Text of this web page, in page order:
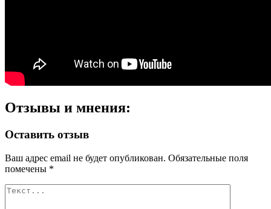
Отзывы и мнения:
Оставить отзыв
Ваш адрес email не будет опубликован. Обязательные поля
помечены *